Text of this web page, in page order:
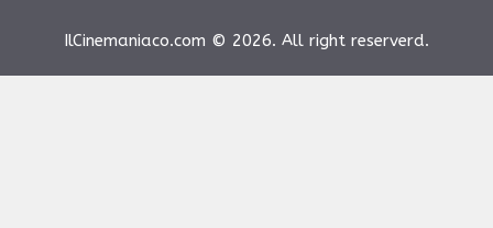
IlCinemaniaco.com © 2026. All right reserverd.